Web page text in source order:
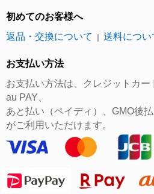
初めてのお客様へ
返品・交換について
送料につい
お支払い方法
お支払い方法は、クレジットカー
au PAY、
あと払い（ペイディ）、GMO後
がご利用いただけます。